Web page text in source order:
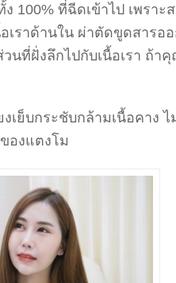
100% ที่ฉีดเข้าไป เพราะ
เราด้านใน ผ่าตัดขูดสารอ
นที่ฝั่งลึกไปกับเนื้อเรา ถ้
บกระชับกล้ามเนื้อคาง ไ
องแตงโม